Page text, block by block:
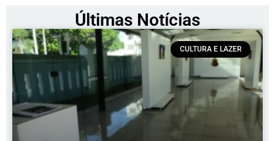
Últimas Notícias
CULTURA E LAZER